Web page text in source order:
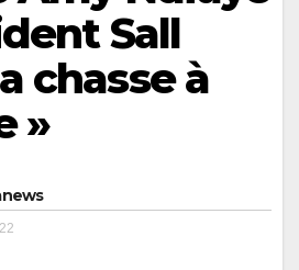
Sall
chasse à
»